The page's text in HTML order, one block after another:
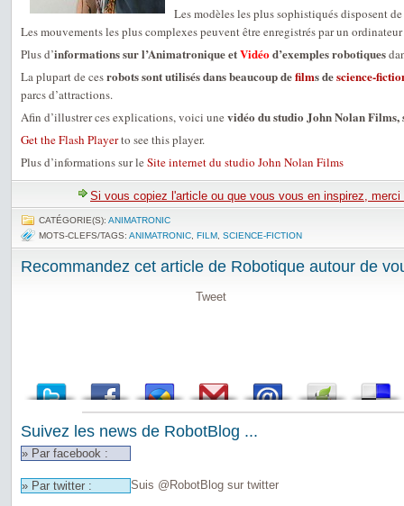
Les modèles les plus sophistiqués disposent de
Les mouvements les plus complexes peuvent être enregistrés par un
Plus d’informations sur l’Animatronique etVidéod’exemples robotiques
La plupart de cesrobots sont utilisés dans beaucoup defilms descience-
parcs d’attractions.
Afin d’illustrer ces explications, voici une vidéo du studio John Nolan
Get the Flash Playerto see this player.
Plus d’informations sur le Site internet du studio John Nolan Films
Si vous copiez l'article ou que vous vous en inspirez,
CATÉGORIE(S): ANIMATRONIC
MOTS-CLEFS/TAGS: ANIMATRONIC FILM SCIENCE-FICTION
Recommandez cet article de Robotique autour de
Tweet
Suivez les news de RobotBlog ...
» Par facebook :
» Par twitter : Suis @RobotBlog sur twitter